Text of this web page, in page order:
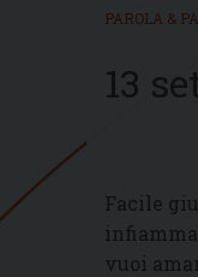
PAROLA &
13
Lc
Facile
vuoi